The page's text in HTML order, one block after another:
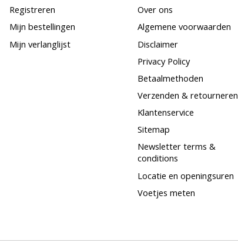
Registreren
Mijn bestellingen
Mijn verlanglijst
Over ons
Algemene voorwaarden
Disclaimer
Privacy Policy
Betaalmethoden
Verzenden & retourneren
Klantenservice
Sitemap
Newsletter terms &
conditions
Locatie en openingsuren
Voetjes meten